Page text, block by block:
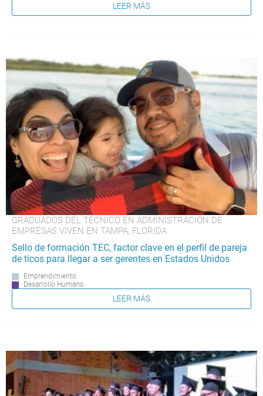
LEER MÁS
GRADUADOS DEL TÉCNICO EN ADMINISTRACIÓN DE
EMPRESAS VIVEN EN TAMPA, FLORIDA
Sello de formación TEC, factor clave en el perfil de pareja
de ticos para llegar a ser gerentes en Estados Unidos
Emprendimiento
Desarrollo Humano
LEER MÁS